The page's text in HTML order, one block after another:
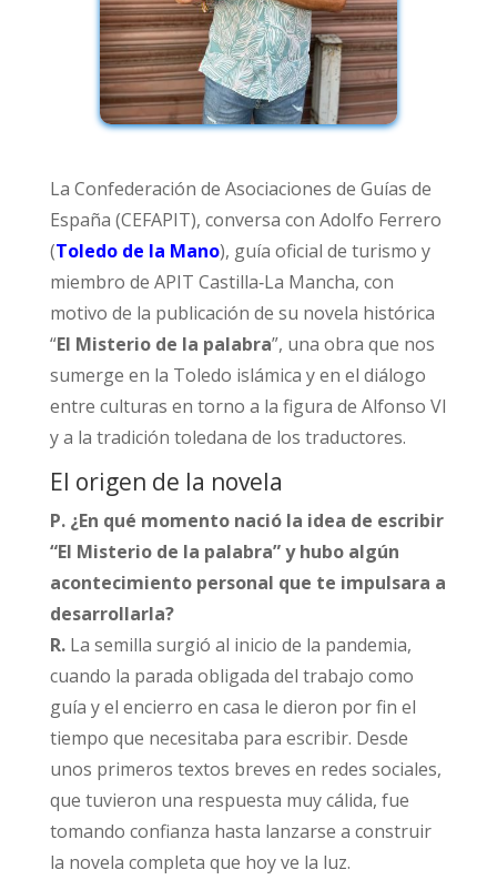
La Confederación de Asociaciones de Guías de
España (CEFAPIT), conversa con Adolfo Ferrero
(Toledo de la Mano), guía oficial de turismo y
miembro de APIT Castilla‑La Mancha, con
motivo de la publicación de su novela histórica
“El Misterio de la palabra”, una obra que nos
sumerge en la Toledo islámica y en el diálogo
entre culturas en torno a la figura de Alfonso VI
y a la tradición toledana de los traductores.​
El origen de la novela
P. ¿En qué momento nació la idea de escribir
“El Misterio de la palabra” y hubo algún
acontecimiento personal que te impulsara a
desarrollarla?
R.La semilla surgió al inicio de la pandemia,
cuando la parada obligada del trabajo como
guía y el encierro en casa le dieron por fin el
tiempo que necesitaba para escribir. Desde
unos primeros textos breves en redes sociales,
que tuvieron una respuesta muy cálida, fue
tomando confianza hasta lanzarse a construir
la novela completa que hoy ve la luz.​